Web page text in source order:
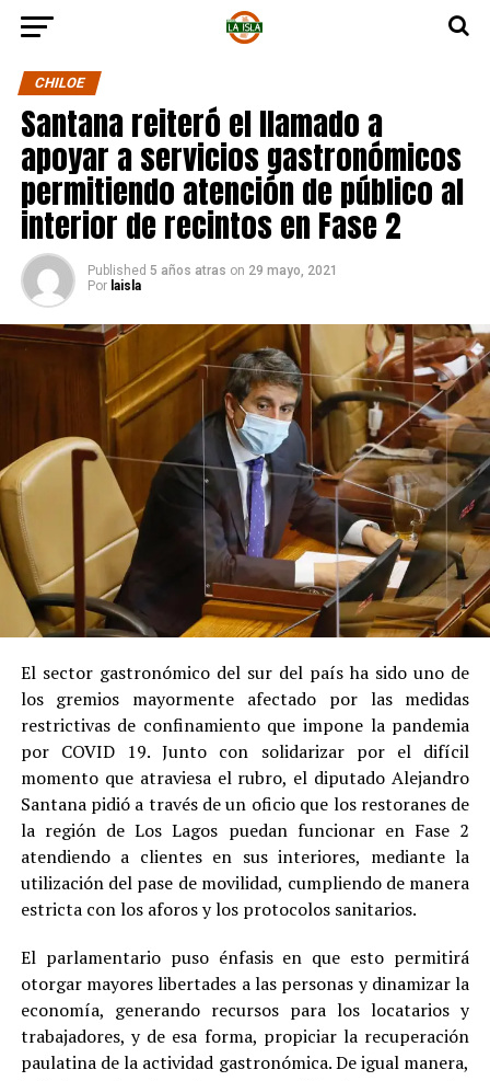
CHILOE
Santana reiteró el llamado a
apoyar a servicios gastronómicos
permitiendo atención de público al
interior de recintos en Fase 2
Published 5 años atras on 29 mayo, 2021
Por laisla
El sector gastronómico del sur del país ha sido uno de
los gremios mayormente afectado por las medidas
restrictivas de confinamiento que impone la pandemia
por COVID 19. Junto con solidarizar por el difícil
momento que atraviesa el rubro, el diputado Alejandro
Santana pidió a través de un oficio que los restoranes de
la región de Los Lagos puedan funcionar en Fase 2
atendiendo a clientes en sus interiores, mediante la
utilización del pase de movilidad, cumpliendo de manera
estricta con los aforos y los protocolos sanitarios.
El parlamentario puso énfasis en que esto permitirá
otorgar mayores libertades a las personas y dinamizar la
economía, generando recursos para los locatarios y
trabajadores, y de esa forma, propiciar la recuperación
paulatina de la actividad gastronómica. De igual manera,